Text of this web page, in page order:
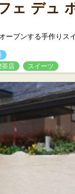
ェ デュ
ープンする手作りス
茶店
スイーツ